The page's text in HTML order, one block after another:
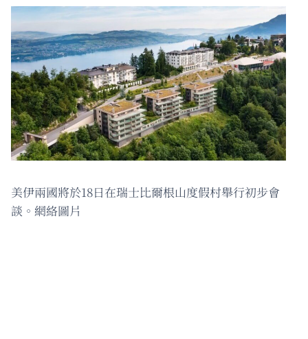
美伊兩國將於18日在瑞士比爾根山度假村舉行初步會
談。網絡圖片